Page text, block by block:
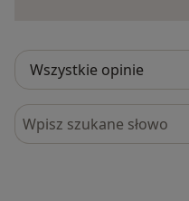
Szukaj w opiniach